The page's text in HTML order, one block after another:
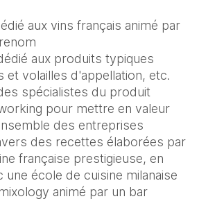
aux vins français animé par
aux produits typiques
et volailles d'appellation, etc.
spécialistes du produit
pour mettre en valeur
des entreprises
des recettes élaborées par
française prestigieuse, en
une école de cuisine milanaise
animé par un bar